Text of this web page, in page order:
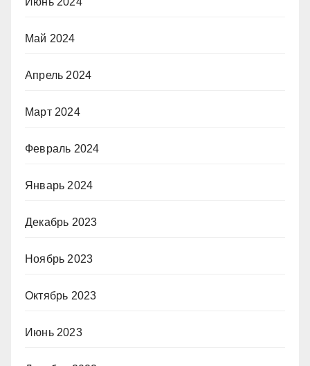
Май 2024
Апрель 2024
Март 2024
Февраль 2024
Январь 2024
Декабрь 2023
Ноябрь 2023
Октябрь 2023
Июнь 2023